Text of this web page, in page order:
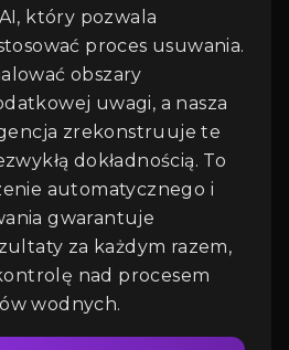
który pozwala
proces usuwania.
obszary
uwagi, a nasza
zrekonstruuje te
dokładnością. To
automatycznego i
gwarantuje
za każdym razem,
nad procesem
wodnych.